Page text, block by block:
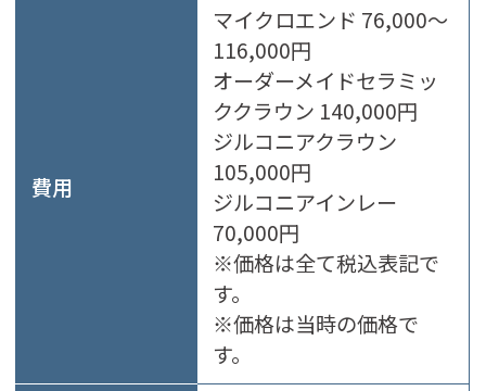
費用
マイクロエンド 76,000～
116,000円
オーダーメイドセラミッ
ククラウン 140,000円
ジルコニアクラウン
105,000円
ジルコニアインレー
70,000円
※価格は全て税込表記で
す。
※価格は当時の価格で
す。